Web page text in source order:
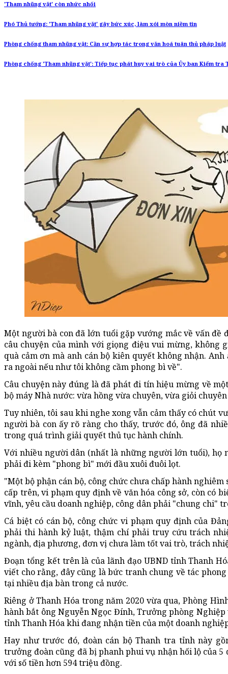
'Tham nhũng vặt' còn nhức nhối
Phó Thủ tướng: 'Tham nhũng vặt' gây bức xúc, làm xói mòn niềm tin
Phòng chống tham nhũng vặt: Cần sự hợp tác trong văn hoá tuân thủ pháp luật
Phòng chống 'Tham nhũng vặt': Tiếp tục phát huy vai trò của Ủy ban Kiểm tra
Một người bà con đã lớn tuổi gặp vướng mắc về vấn
câu chuyện của mình với giọng điệu vui mừng, không
quà cảm ơn mà anh cán bộ kiên quyết không nhận.
ra ngoài nếu như tôi không cầm phong bì về".
Câu chuyện này đúng là đã phát đi tín hiệu mừng về
bộ máy Nhà nước: vừa hồng vừa chuyên, vừa giỏi
Tuy nhiên, tôi sau khi nghe xong vẫn cảm thấy có chút
người bà con ấy rõ ràng cho thấy, trước đó, ông đã
trong quá trình giải quyết thủ tục hành chính.
Với nhiều người dân (nhất là những người lớn tuổi), họ
phải đi kèm "phong bì" mới đầu xuôi đuôi lọt.
"Một bộ phận cán bộ, công chức chưa chấp hành
cấp trên, vi phạm quy định về văn hóa công sở, còn có
vĩnh, yêu cầu doanh nghiệp, công dân phải "chung chi"
Cá biệt có cán bộ, công chức vi phạm quy định của
phải thi hành kỷ luật, thậm chí phải truy cứu trách
ngành, địa phương, đơn vị chưa làm tốt vai trò, trách
Đoạn tổng kết trên là của lãnh đạo UBND tỉnh Thanh
viết cho rằng, đây cũng là bức tranh chung về tác
tại nhiều địa bàn trong cả nước.
Riêng ở Thanh Hóa trong năm 2020 vừa qua, Phòng
hành bắt ông Nguyễn Ngọc Đính, Trưởng phòng Nghiệp
tỉnh Thanh Hóa khi đang nhận tiền của một doanh
Hay như trước đó, đoàn cán bộ Thanh tra tỉnh này
trưởng đoàn cũng đã bị phanh phui vụ nhận hối lộ của
với số tiền hơn 594 triệu đồng.